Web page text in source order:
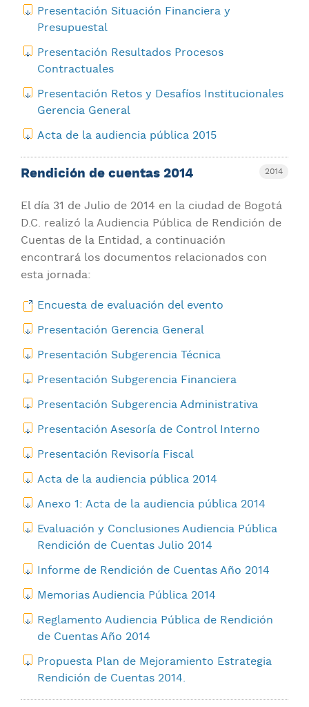
Presentación Situación Financiera y
Presupuestal
Presentación Resultados Procesos
Contractuales
Presentación Retos y Desafíos Institucionales
Gerencia General
Acta de la audiencia pública 2015
2014
Rendición de cuentas 2014
El día 31 de Julio de 2014 en la ciudad de Bogotá
D.C. realizó la Audiencia Pública de Rendición de
Cuentas de la Entidad, a continuación
encontrará los documentos relacionados con
esta jornada:
Encuesta de evaluación del evento
Presentación Gerencia General
Presentación Subgerencia Técnica
Presentación Subgerencia Financiera
Presentación Subgerencia Administrativa
Presentación Asesoría de Control Interno
Presentación Revisoría Fiscal
Acta de la audiencia pública 2014
Anexo 1: Acta de la audiencia pública 2014
Evaluación y Conclusiones Audiencia Pública
Rendición de Cuentas Julio 2014
Informe de Rendición de Cuentas Año 2014
Memorias Audiencia Pública 2014
Reglamento Audiencia Pública de Rendición
de Cuentas Año 2014
Propuesta Plan de Mejoramiento Estrategia
Rendición de Cuentas 2014.